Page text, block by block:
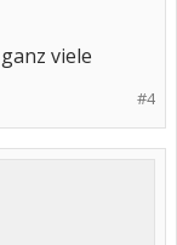
viele
#4